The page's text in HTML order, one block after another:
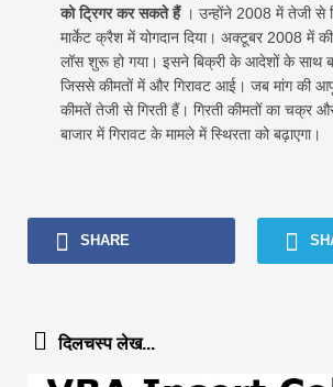
को ट्रिगर कर सकते हैं। उन्होंने 2008 में तेजी से
मार्केट क्रैश में योगदान दिया। अक्टूबर 2008 में
लॉस शुरू हो गया। इसने बिक्री के आदेशों के साथ
जिससे कीमतों में और गिरावट आई। जब मांग की
कीमतें तेजी से गिरती हैं। गिरती कीमतों का चक्र
बाजार में गिरावट के मामले में स्थिरता को बढ़ाएगा।
SHARE
दिलचस्प लेख...